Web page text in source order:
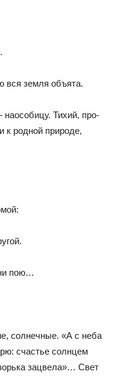
вся земля объята.
наособицу. Тихий, про­
к родной природе,
пою…
солнечные. «А с неба
счастье солнцем
зацвела»… Свет